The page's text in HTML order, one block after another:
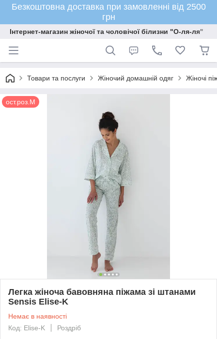
Безкоштовна доставка при замовленні від 2500
грн
Інтернет-магазин жіночої та чоловічої білизни "О-ля-ля"
Товари та послуги Жіночий домашній одяг Жіночі
ост.роз.М
Легка жіноча бавовняна піжама зі штанами
Sensis Elise-K
Немає в наявності
Код: Elise-K
Роздріб